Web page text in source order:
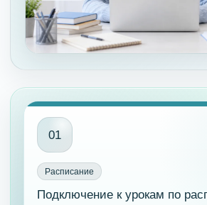
01
Расписание
Подключение к урокам по